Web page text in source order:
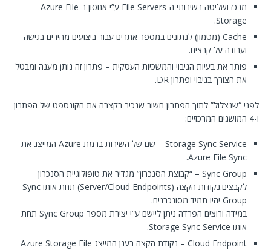
מרכז ושליטה בשירותי ה-File Servers ע”י אחסון ב-Azure File
Storage.
Cache (מטמון) לנתונים במספר אתרים עבור ביצועים מהירים בגישה
ועבודה על קבצים.
פותר את בעיות הגיבוי והמשכיות העסקית – פתרון זה נותן מענה ומבטל
את הצורך בגיבוי ופתרון DR.
לפני “שנצלול” לתוך הפתרון חשוב שנכיר בקצרה את הקונספט של הפתרון
ו-4 המושגים המרכזיים:
Storage Sync Service – שם של השירות ברמת Azure המייצג את
Azure File Sync.
Sync Group – “קבוצת הסנכרון” מגדיר את טופולוגיית הסנכרון
לקבצים.נקודות הקצה (Server/Cloud Endpoints) תחת אותו Sync
Group יהיו תמיד מסונכרנים.
במידה ורוצים הפרדה ניתן ליישם ע”י יצירת מספר Sync Group תחת
אותו Storage Sync Service.
Cloud Endpoint – נקודת הקצה בענן המייצג Azure Storage File